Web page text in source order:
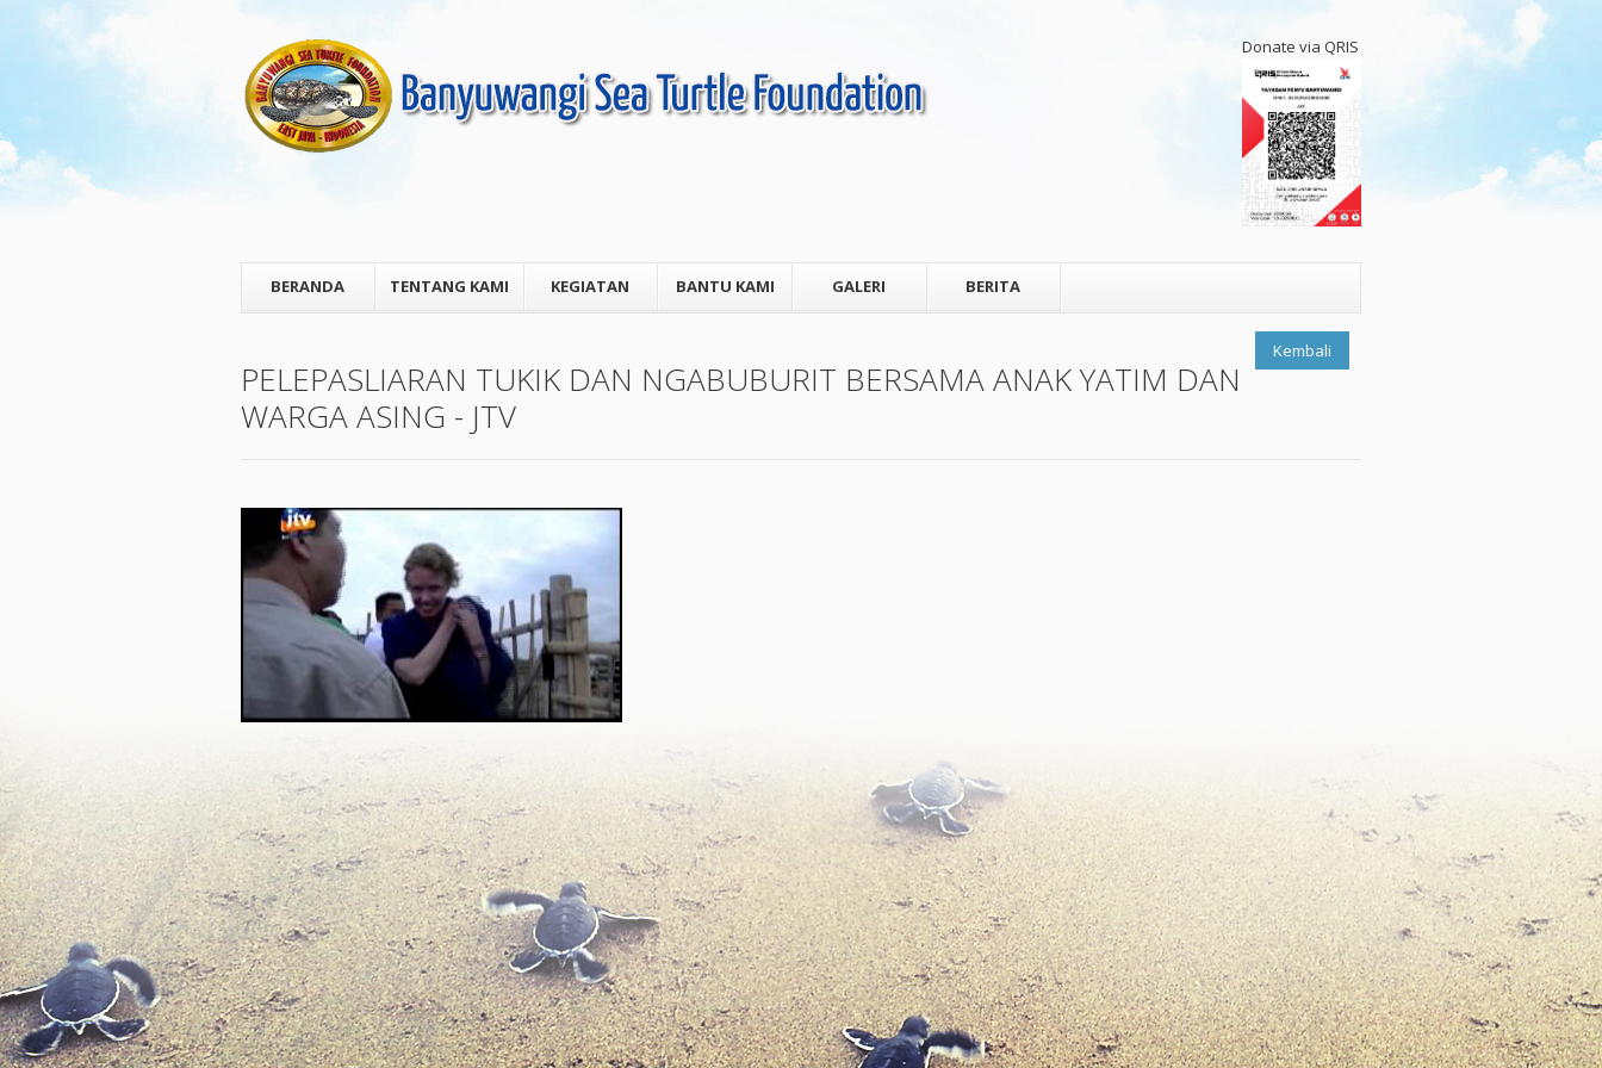
Donate via QRIS
BERANDA TENTANG KAMI KEGIATAN BANTU KAMI GALERI BERITA
Kembali
PELEPASLIARAN TUKIK DAN NGABUBURIT BERSAMA ANAK YATIM DAN
WARGA ASING - JTV